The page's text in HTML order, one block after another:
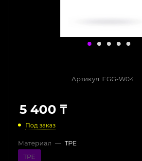
Артикул: EGG-W04
5 400 ₸
Под заказ
Материал — TPE
TPE